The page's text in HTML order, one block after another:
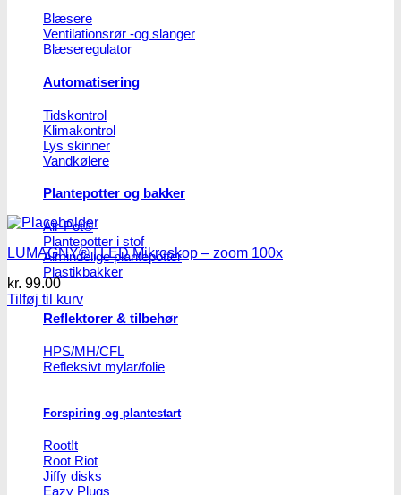
Blæsere
Ventilationsrør -og slanger
Blæseregulator
Automatisering
Tidskontrol
Klimakontrol
Lys skinner
Vandkølere
Plantepotter og bakker
Air-Pot®
Plantepotter i stof
Almindelige plantepotter
Plastikbakker
Reflektorer & tilbehør
HPS/MH/CFL
Refleksivt mylar/folie
Forspiring og plantestart
Root!t
Root Riot
Jiffy disks
Eazy Plugs
LUMAGNY® | LED Mikroskop – zoom 100x
kr. 99.00
Tilføj til kurv